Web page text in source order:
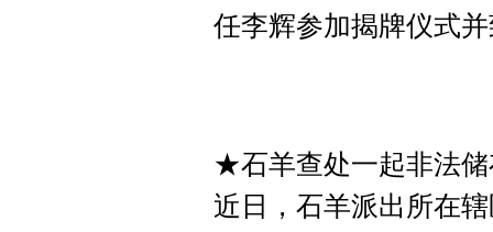
任李辉参加揭牌仪式
★石羊查处一起非法
近日，石羊派出所在